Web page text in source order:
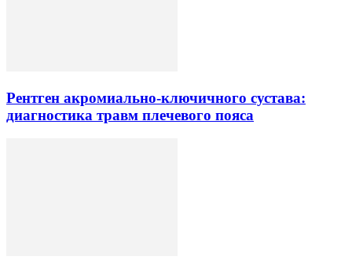
Рентген акромиально-ключичного сустава:
диагностика травм плечевого пояса